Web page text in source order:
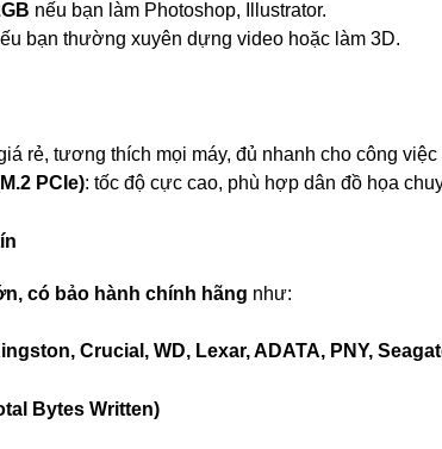
nếu bạn làm Photoshop, Illustrator.
bạn thường xuyên dựng video hoặc làm 3D.
rẻ, tương thích mọi máy, đủ nhanh cho công
PCIe): tốc độ cực cao, phù hợp dân đồ họa
có bảo hành chính hãng như:
Crucial, WD, Lexar, ADATA, PNY,
Bytes Written)